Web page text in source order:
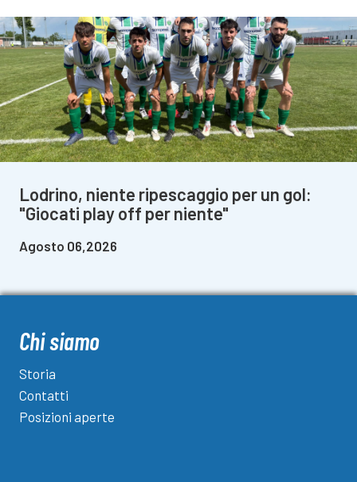
Lodrino, niente ripescaggio per un gol:
"Giocati play off per niente"
Agosto 06,2026
Chi siamo
Storia
Contatti
Posizioni aperte